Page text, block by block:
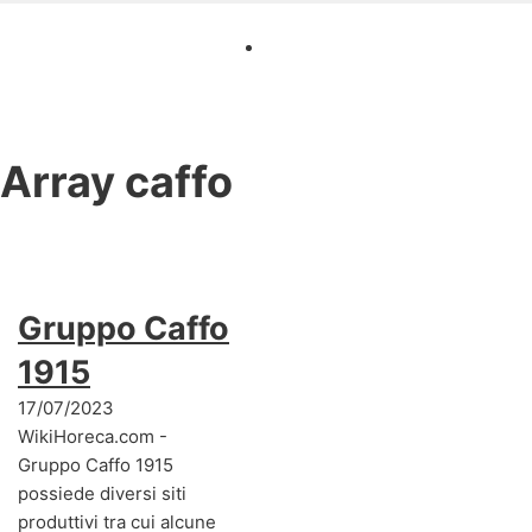
Array caffo
Gruppo Caffo
1915
17/07/2023
WikiHoreca.com -
Gruppo Caffo 1915
possiede diversi siti
produttivi tra cui alcune